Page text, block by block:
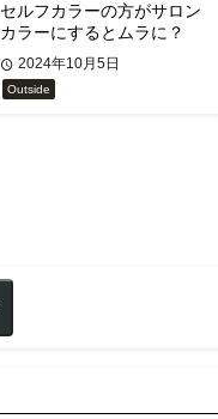
セルフカラーの方がサロン
カラーにするとムラに？
2024年10月5日
Outside